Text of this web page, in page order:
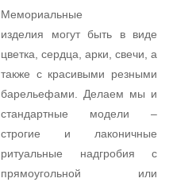
Мемориальные
изделия могут быть в виде
цветка, сердца, арки, свечи, а
также с красивыми резными
барельефами. Делаем мы и
стандартные модели –
строгие и лаконичные
ритуальные надгробия с
прямоугольной или